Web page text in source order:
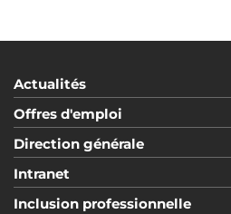
Actualités
Offres d'emploi
Direction générale
Intranet
Inclusion professionnelle